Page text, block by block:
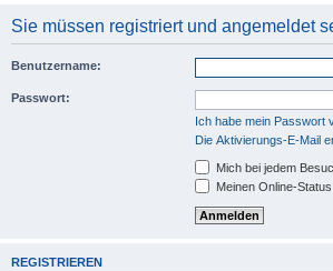
Sie müssen registriert und angemeldet
Benutzername:
Passwort:
Ich habe mein Passwort
Die Aktivierungs-E-Mail
Mich bei jedem
Meinen Online-
REGISTRIEREN